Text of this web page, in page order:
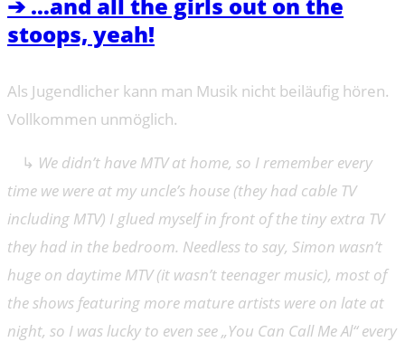
stoops, yeah!
Als Jugendlicher kann man Musik nicht beiläufig hören.
Vollkommen unmöglich.
↳ We didn’t have MTV at home, so I remember every
time we were at my uncle’s house (they had cable TV
including MTV) I glued myself in front of the tiny extra TV
they had in the bedroom. Needless to say, Simon wasn’t
huge on daytime MTV (it wasn’t teenager music), most of
the shows featuring more mature artists were on late at
night, so I was lucky to even see „You Can Call Me Al“ every